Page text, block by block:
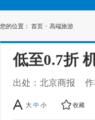
您的位置： 首页 > 高端旅游
低至0.7折
出处：北京商报
大 中 小 收藏